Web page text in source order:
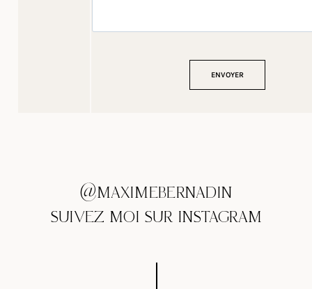
@MAXIMEBERNADIN
SUIVEZ MOI SUR INSTAGRAM